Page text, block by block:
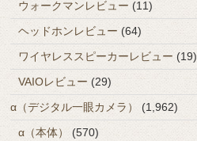
ウォークマンレビュー (11)
ヘッドホンレビュー (64)
ワイヤレススピーカーレビュー (19)
VAIOレビュー (29)
α（デジタル一眼カメラ）
(1,962)
α（本体）
(570)